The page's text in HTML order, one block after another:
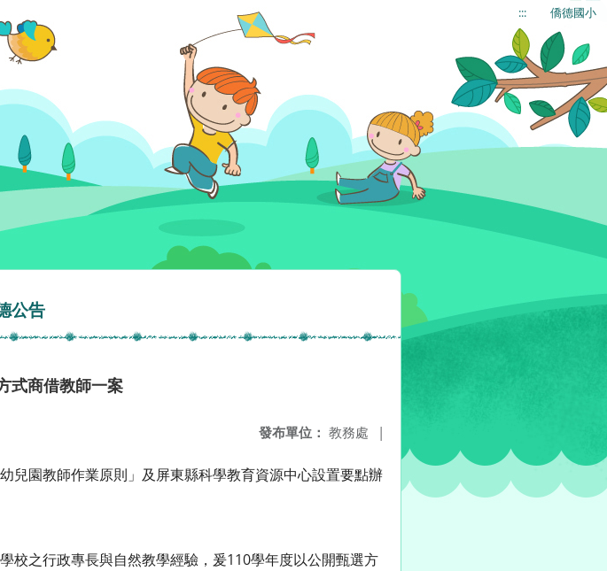
::: 僑德國小
公告
式商借教師一案
發布單位： 教務處 |
兒園教師作業原則」及屏東縣科學教育資源中心設置要點辦
校之行政專長與自然教學經驗，爰110學年度以公開甄選方